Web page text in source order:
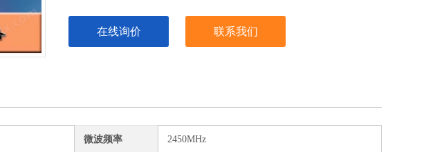
在线询价 联系我们
微波频率 2450MHz